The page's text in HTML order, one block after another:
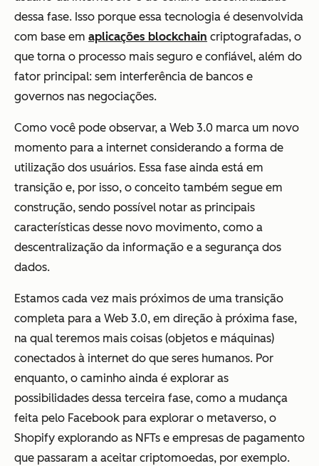
dessa fase. Isso porque essa tecnologia é desenvolvida
com base em aplicações blockchain criptografadas, o
que torna o processo mais seguro e confiável, além do
fator principal: sem interferência de bancos e
governos nas negociações.
Como você pode observar, a Web 3.0 marca um novo
momento para a internet considerando a forma de
utilização dos usuários. Essa fase ainda está em
transição e, por isso, o conceito também segue em
construção, sendo possível notar as principais
características desse novo movimento, como a
descentralização da informação e a segurança dos
dados.
Estamos cada vez mais próximos de uma transição
completa para a Web 3.0, em direção à próxima fase,
na qual teremos mais coisas (objetos e máquinas)
conectados à internet do que seres humanos. Por
enquanto, o caminho ainda é explorar as
possibilidades dessa terceira fase, como a mudança
feita pelo Facebook para explorar o metaverso, o
Shopify explorando as NFTs e empresas de pagamento
que passaram a aceitar criptomoedas, por exemplo.